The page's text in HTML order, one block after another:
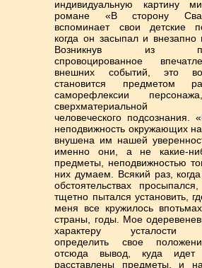
индивидуальную картину
романе «В сторону
вспоминает свои детские
когда он засыпал и внезапно
Возникнув из
спровоцированное
внешних событий, это
становится предметом
саморефлексии
сверхматериальной
человеческого подсознания.
неподвижность окружающих
внушена им нашей
именно они, а не какие-
предметы, неподвижностью
них думаем. Всякий раз,
обстоятельствах
тщетно пытался установить,
меня все кружилось
страны, годы. Мое
характеру усталости
определить свое
отсюда вывод, куда идет
расставлены предметы, и